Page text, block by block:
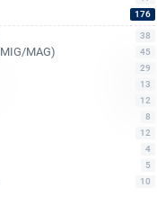
176
38
MAG) 45
29
13
12
8
12
4
5
10